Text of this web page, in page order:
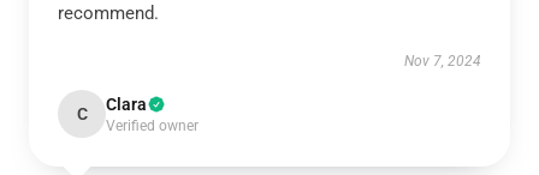
recommend.
Nov 7, 2024
C Clara
Verified owner